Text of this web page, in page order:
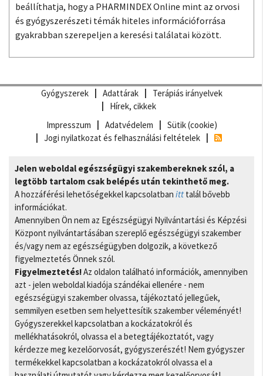
beállíthatja, hogy a PHARMINDEX Online mint az orvosi
és gyógyszerészeti témák hiteles információforrása
gyakrabban szerepeljen a keresési találatai között.
Gyógyszerek Adattárak
Terápiás irányelvek
Hírek, cikkek
Impresszum
Adatvédelem
Sütik (cookie)
Jogi nyilatkozat és felhasználási feltételek
Jelen weboldal egészségügyi szakembereknek szól, a
legtöbb tartalom csak belépés után tekinthető meg.
A hozzáférési lehetőségekkel kapcsolatban itt talál bővebb
információkat.
Amennyiben Ön nem az Egészségügyi Nyilvántartási és Képzési
Központ nyilvántartásában szereplő egészségügyi szakember
és/vagy nem az egészségügyben dolgozik, a következő
figyelmeztetés Önnek szól.
Figyelmeztetés!Az oldalon található információk, amennyiben
azt - jelen weboldal kiadója szándékai ellenére - nem
egészségügyi szakember olvassa, tájékoztató jellegűek,
semmilyen esetben sem helyettesítik szakember véleményét!
Gyógyszerekkel kapcsolatban a kockázatokról és
mellékhatásokról, olvassa el a betegtájékoztatót, vagy
kérdezze meg kezelőorvosát, gyógyszerészét! Nem gyógyszer
termékekkel kapcsolatban a kockázatokról olvassa el a